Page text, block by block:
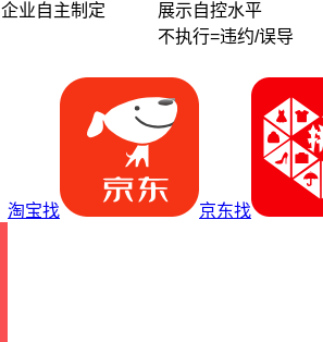
企业自主制定
展示自控水平
不执行=违约/误导
淘宝找 京东找